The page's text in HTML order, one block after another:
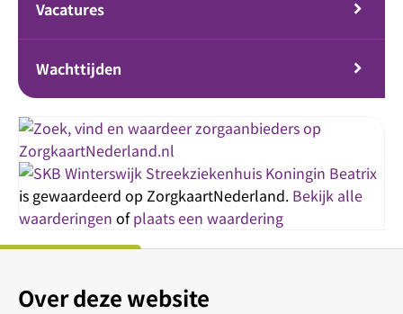
Vacatures
Wachttijden
Streekziekenhuis Koningin Beatrix
is gewaardeerd op ZorgkaartNederland. Bekijk alle
waarderingen ofplaats een waardering
Over deze website